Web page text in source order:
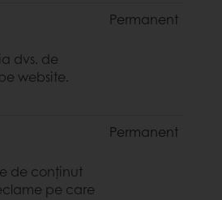
dvs. de
website.
Permanent
de conținut
pe care
Permanent